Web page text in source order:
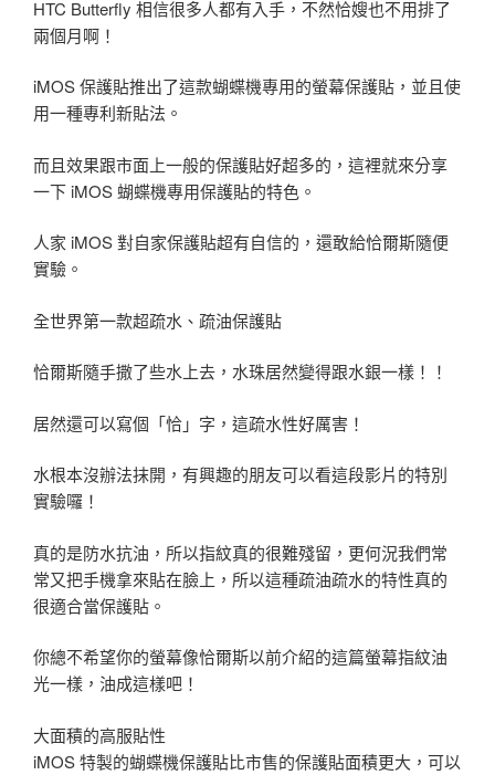
HTC Butterfly 相信很多人都有入手，不然恰嫂也不用排了
兩個月啊！
iMOS 保護貼推出了這款蝴蝶機專用的螢幕保護貼，並且使
用一種專利新貼法。
而且效果跟市面上一般的保護貼好超多的，這裡就來分享
一下 iMOS 蝴蝶機專用保護貼的特色。
人家 iMOS 對自家保護貼超有自信的，還敢給恰爾斯隨便
實驗。
全世界第一款超疏水、疏油保護貼
恰爾斯隨手撒了些水上去，水珠居然變得跟水銀一樣！！
居然還可以寫個「恰」字，這疏水性好厲害！
水根本沒辦法抹開，有興趣的朋友可以看這段影片的特別
實驗囉！
真的是防水抗油，所以指紋真的很難殘留，更何況我們常
常又把手機拿來貼在臉上，所以這種疏油疏水的特性真的
很適合當保護貼。
你總不希望你的螢幕像恰爾斯以前介紹的這篇螢幕指紋油
光一樣，油成這樣吧！
大面積的高服貼性
iMOS 特製的蝴蝶機保護貼比市售的保護貼面積更大，可以